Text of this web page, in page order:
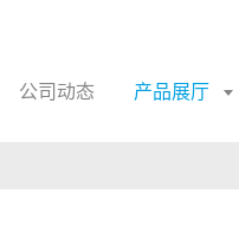
公司动态 产品展厅